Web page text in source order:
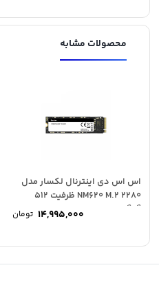
محصولات مشابه
اس اس دی اینترنال لکسار مدل
NM620 M.2 2280 ظرفیت 512
گیگابایت
14,995,000 تومان